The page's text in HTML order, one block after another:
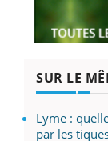
SUR LE
Lyme :
par les